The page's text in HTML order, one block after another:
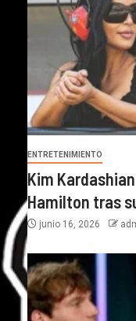
ENTRETENIMIENTO
Kim
Hamilton tras
junio 16, 2026